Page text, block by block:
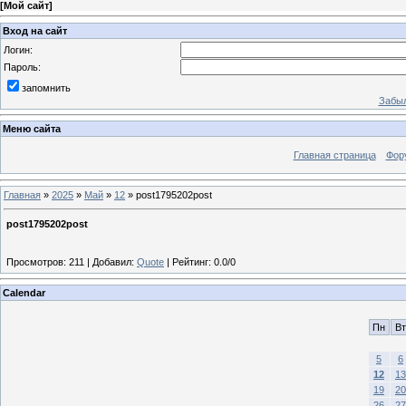
[Мой сайт]
Вход на сайт
Логин:
Пароль:
запомнить
Меню сайта
Главная страница
Главная » 2025 » Май » 12 » post1795202post
post1795202post
Просмотров: 211 | Добавил: Quote | Рейтинг: 0.0/0
Calendar
Пн Вт
5
6
12
13
19
20